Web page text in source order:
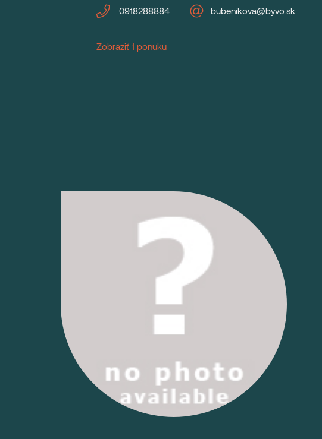
0918288884 bubenikova@byvo.sk
Zobraziť 1 ponuku